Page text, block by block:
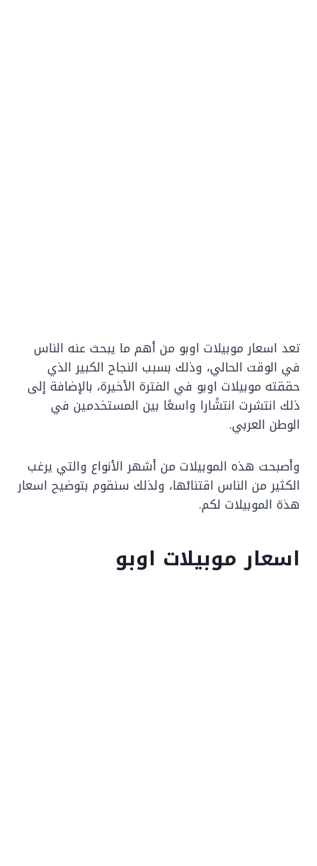
تعد اسعار موبيلات اوبو من أهم ما يبحث عنه الناس
في الوقت الحالي، وذلك بسبب النجاح الكبير الذي
حققته موبيلات اوبو في الفترة الأخيرة، بالإضافة إلى
ذلك انتشرت انتشًارا واسعًا بين المستخدمين في
الوطن العربي.
وأصبحت هذه الموبيلات من أشهر الأنواع والتي يرغب
الكثير من الناس اقتنائها، ولذلك سنقوم بتوضيح اسعار
هذة الموبيلات لكم.
اسعار موبيلات اوبو